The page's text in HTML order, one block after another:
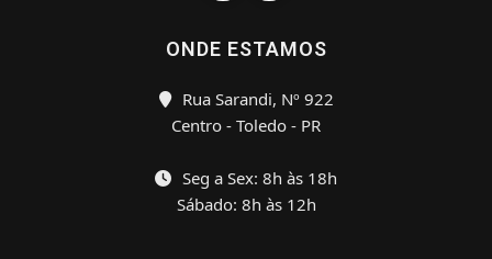
ONDE ESTAMOS
Rua Sarandi, Nº 922
Centro - Toledo - PR
Seg a Sex: 8h às 18h
Sábado: 8h às 12h